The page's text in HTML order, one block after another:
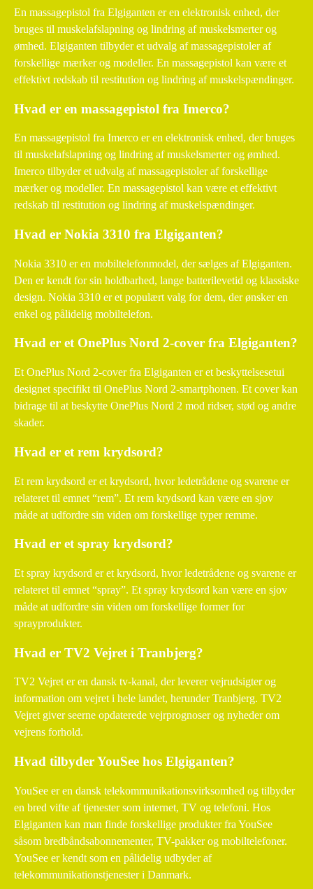
En massagepistol fra Elgiganten er en elektronisk enhed, der
bruges til muskelafslapning og lindring af muskelsmerter og
ømhed. Elgiganten tilbyder et udvalg af massagepistoler af
forskellige mærker og modeller. En massagepistol kan være et
effektivt redskab til restitution og lindring af muskelspændinger.
Hvad er en massagepistol fra Imerco?
En massagepistol fra Imerco er en elektronisk enhed, der bruges
til muskelafslapning og lindring af muskelsmerter og ømhed.
Imerco tilbyder et udvalg af massagepistoler af forskellige
mærker og modeller. En massagepistol kan være et effektivt
redskab til restitution og lindring af muskelspændinger.
Hvad er Nokia 3310 fra Elgiganten?
Nokia 3310 er en mobiltelefonmodel, der sælges af Elgiganten.
Den er kendt for sin holdbarhed, lange batterilevetid og klassiske
design. Nokia 3310 er et populært valg for dem, der ønsker en
enkel og pålidelig mobiltelefon.
Hvad er et OnePlus Nord 2-cover fra Elgiganten?
Et OnePlus Nord 2-cover fra Elgiganten er et beskyttelsesetui
designet specifikt til OnePlus Nord 2-smartphonen. Et cover kan
bidrage til at beskytte OnePlus Nord 2 mod ridser, stød og andre
skader.
Hvad er et rem krydsord?
Et rem krydsord er et krydsord, hvor ledetrådene og svarene er
relateret til emnet “rem”. Et rem krydsord kan være en sjov
måde at udfordre sin viden om forskellige typer remme.
Hvad er et spray krydsord?
Et spray krydsord er et krydsord, hvor ledetrådene og svarene er
relateret til emnet “spray”. Et spray krydsord kan være en sjov
måde at udfordre sin viden om forskellige former for
sprayprodukter.
Hvad er TV2 Vejret i Tranbjerg?
TV2 Vejret er en dansk tv-kanal, der leverer vejrudsigter og
information om vejret i hele landet, herunder Tranbjerg. TV2
Vejret giver seerne opdaterede vejrprognoser og nyheder om
vejrens forhold.
Hvad tilbyder YouSee hos Elgiganten?
YouSee er en dansk telekommunikationsvirksomhed og tilbyder
en bred vifte af tjenester som internet, TV og telefoni. Hos
Elgiganten kan man finde forskellige produkter fra YouSee
såsom bredbåndsabonnementer, TV-pakker og mobiltelefoner.
YouSee er kendt som en pålidelig udbyder af
telekommunikationstjenester i Danmark.